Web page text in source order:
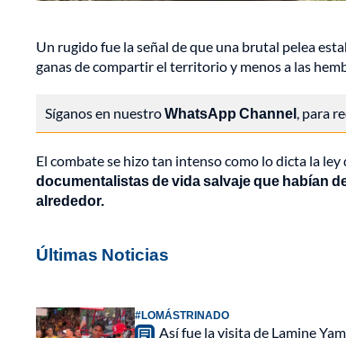
Un rugido fue la señal de que una brutal pelea
ganas de compartir el territorio y menos a las
Síganos en nuestroWhatsApp Channel, para
El combate se hizo tan intenso como lo dicta la ley
documentalistas de vida salvaje que habían
alrededor.
Últimas Noticias
#LOMÁSTRINADO
Así fue la visita de Lamine